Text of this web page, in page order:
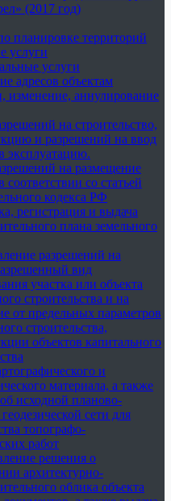
(2017 год)
планировке территорий
услуги
услуги
адресов объектам
изменение, аннулирование
на строительство,
и разрешений на ввод
эксплуатацию.
на размещение
соответствии со статьей
кодекса РФ
регистрация и выдача
плана земельного
разрешений на
вид
участка или объекта
строительства и на
от предельных параметров
строительства,
объектов капитального
и
материала, а также
исходной планово-
сети для
топографо-
работ
решения о
архитектурно-
облика объекта